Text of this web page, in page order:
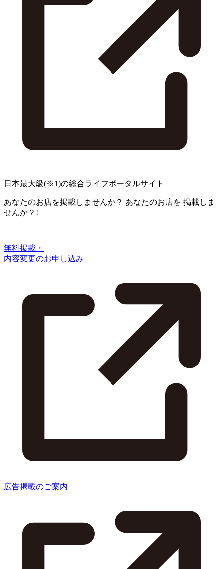
日本最大級(※1)の総合ライフポータルサイト
あなたのお店を掲載しませんか？ あなたのお店を 掲載しま
せんか？!
無料掲載・
内容変更のお申し込み
広告掲載のご案内